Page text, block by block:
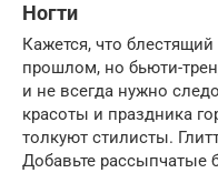
Ногти
Кажется, что
прошлом, но бьюти-
и не всегда нужно
красоты и праздника
толкуют стилисты.
Добавьте рассыпчатые